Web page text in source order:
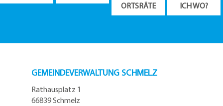
ORTSRÄTE
ICH WO?
GEMEINDEVERWALTUNG SCHMELZ
Rathausplatz 1
66839 Schmelz